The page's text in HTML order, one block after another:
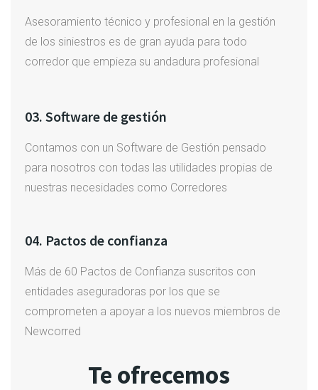
Asesoramiento técnico y profesional en la gestión
de los siniestros es de gran ayuda para todo
corredor que empieza su andadura profesional
03. Software de gestión
Contamos con un Software de Gestión pensado
para nosotros con todas las utilidades propias de
nuestras necesidades como Corredores
04. Pactos de confianza
Más de 60 Pactos de Confianza suscritos con
entidades aseguradoras por los que se
comprometen a apoyar a los nuevos miembros de
Newcorred
Te ofrecemos